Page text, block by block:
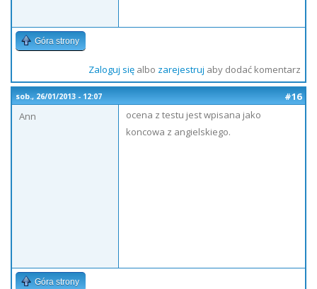
Góra strony
Zaloguj sięalbo zarejestruj aby dodać komentarz
sob., 26/01/2013 - 12:07
#16
Ann
ocena z testu jest wpisana jako
koncowa z angielskiego.
Góra strony